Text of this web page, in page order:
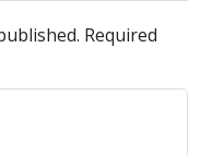
Required